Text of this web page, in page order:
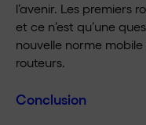
l’avenir. Les premiers
et ce n’est qu’une
nouvelle norme
routeurs.
Conclusion